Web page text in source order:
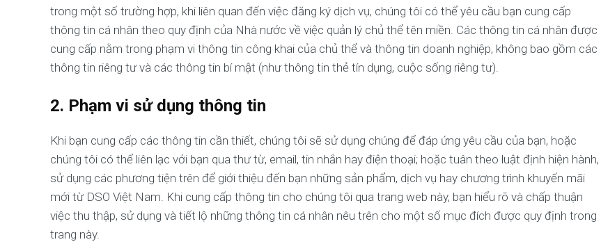
trong một số trường hợp, khi liên quan đến việc đăng ký dịch vụ, chúng tôi có thể yêu cầu bạn cung cấp
thông tin cá nhân theo quy định của Nhà nước về việc quản lý chủ thể tên miền. Các thông tin cá nhân được
cung cấp nằm trong phạm vi thông tin công khai của chủ thể và thông tin doanh nghiệp, không bao gồm các
thông tin riêng tư và các thông tin bí mật (như thông tin thẻ tín dụng, cuộc sống riêng tư).
2. Phạm vi sử dụng thông tin
Khi bạn cung cấp các thông tin cần thiết, chúng tôi sẽ sử dụng chúng để đáp ứng yêu cầu của bạn, hoặc
chúng tôi có thể liên lạc với bạn qua thư từ, email, tin nhắn hay điện thoại; hoặc tuân theo luật định hiện hành,
sử dụng các phương tiện trên để giới thiệu đến bạn những sản phẩm, dịch vụ hay chương trình khuyến mãi
mới từ DSO Việt Nam. Khi cung cấp thông tin cho chúng tôi qua trang web này, bạn hiểu rõ và chấp thuận
việc thu thập, sử dụng và tiết lộ những thông tin cá nhân nêu trên cho một số mục đích được quy định trong
trang này.